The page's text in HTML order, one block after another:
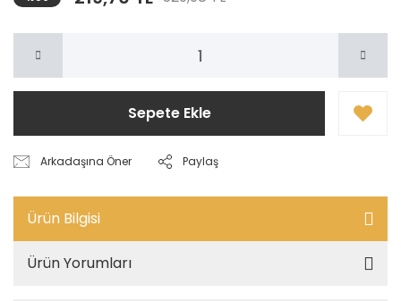
Sepete Ekle
Arkadaşına Öner Paylaş
Ürün Bilgisi
Ürün Yorumları